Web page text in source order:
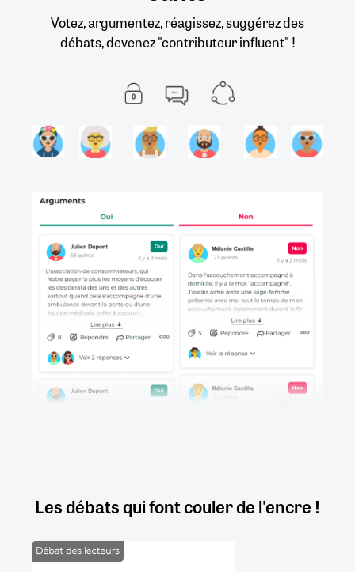
Votez, argumentez, réagissez, suggérez des
débats, devenez "contributeur influent" !
Les débats qui font couler de l'encre !